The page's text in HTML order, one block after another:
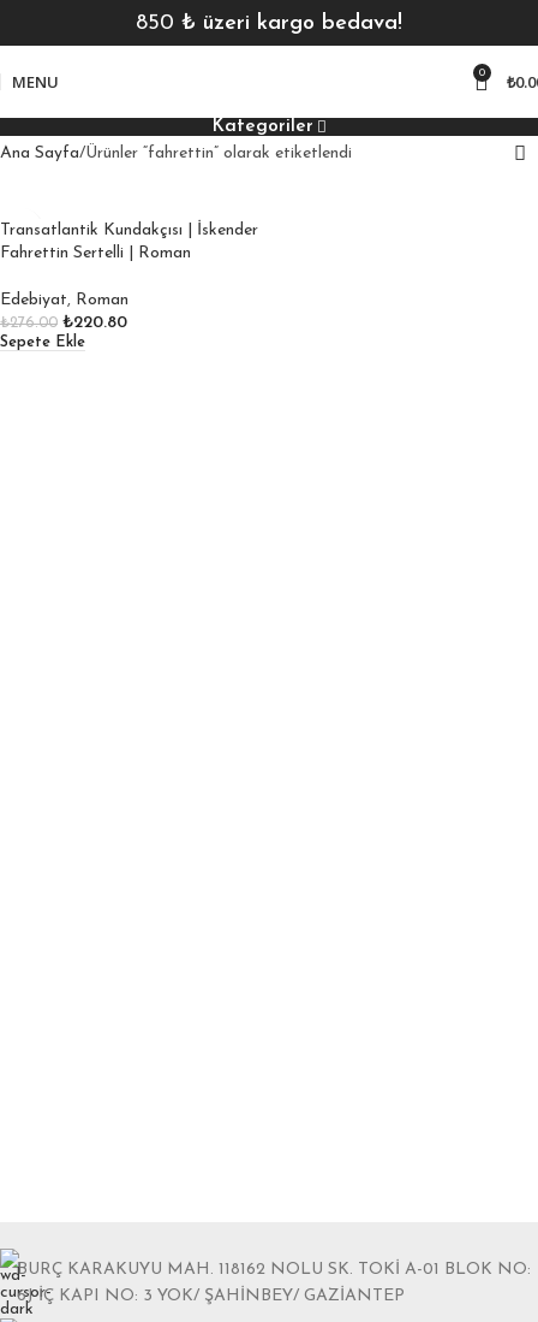
850 ₺ üzeri kargo bedava!
MENU 0 ₺
Kategoriler
Ana Sayfa Ürünler “fahrettin” olarak etiketlendi
Transatlantik Kundakçısı | İskender
Fahrettin Sertelli | Roman
Edebiyat, Roman
₺276.00 ₺220.80
Sepete Ekle
BURÇ KARAKUYU MAH. 118162 NOLU SK. TOKİ A-01 BLOK NO:
6J İÇ KAPI NO: 3 YOK/ ŞAHİNBEY/ GAZİANTEP